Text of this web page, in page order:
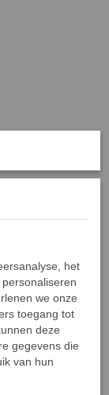
fiziki saldırı
katlanarak artış
16. Benedict’in
da ifade
dinler arası
alakalı temel
görünüme
het
we onze
toegang tot
deze
gegevens die
van hun